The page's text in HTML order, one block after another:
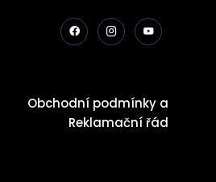
Obchodní podmínky a
Reklamační řád